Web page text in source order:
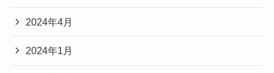
2024年4月
2024年1月